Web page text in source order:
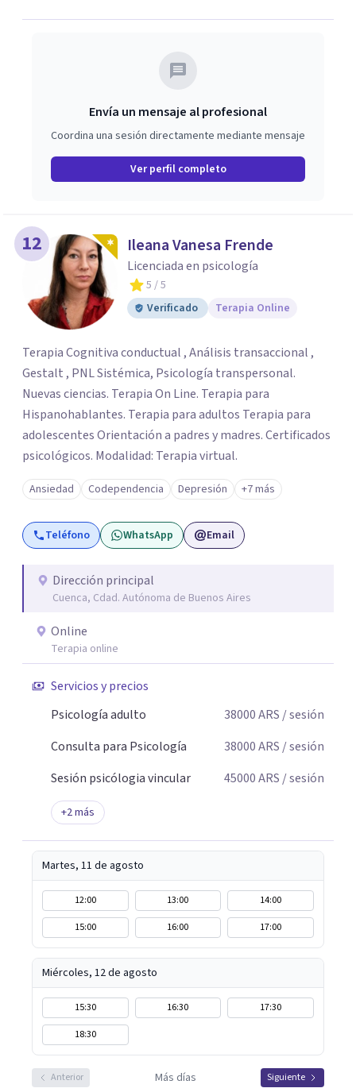
Envía un mensaje al profesional
Coordina una sesión directamente mediante mensaje
Ver perfil completo
12 Ileana Vanesa Frende
Licenciada en psicología
5 / 5
Verificado
Terapia Online
Terapia Cognitiva conductual , Análisis transaccional ,
Gestalt , PNL Sistémica, Psicología transpersonal.
Nuevas ciencias. Terapia On Line. Terapia para
Hispanohablantes. Terapia para adultos Terapia para
adolescentes Orientación a padres y madres. Certificados
psicológicos. Modalidad: Terapia virtual.
Ansiedad Codependencia Depresión +7 más
Teléfono WhatsApp Email
Dirección principal
Cuenca, Cdad. Autónoma de Buenos Aires
Online
Terapia online
Servicios y precios
Psicología adulto
38000ARS / sesión
Consulta para Psicología
38000ARS / sesión
Sesión psicólogia vincular
45000ARS / sesión
+2más
Martes, 11 de agosto
12:00 13:00
14:00
15:00
16:00 17:00
Miércoles, 12 de agosto
15:30 16:30
17:30
18:30
Anterior Más días Siguiente